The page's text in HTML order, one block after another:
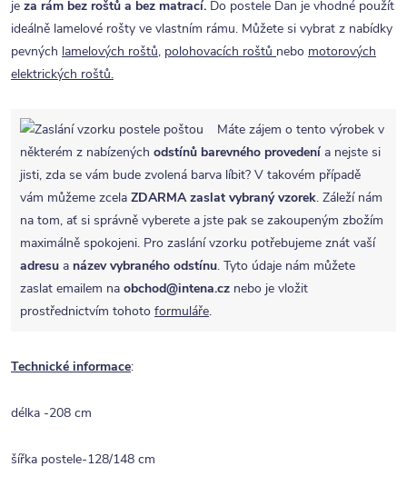
je za rám bez roštů a bez matrací. Do postele Dan je vhodné použít
ideálně lamelové rošty ve vlastním rámu. Můžete si vybrat z nabídky
pevných lamelových roštů, polohovacích roštů nebo motorových
elektrických roštů.
Máte zájem o tento výrobek v
některém z nabízených odstínů barevného provedení a nejste si
jisti, zda se vám bude zvolená barva líbit? V takovém případě
vám můžeme zcela ZDARMA zaslat vybraný vzorek. Záleží nám
na tom, ať si správně vyberete a jste pak se zakoupeným zbožím
maximálně spokojeni. Pro zaslání vzorku potřebujeme znát vaší
adresu a název vybraného odstínu. Tyto údaje nám můžete
zaslat emailem na obchod@intena.cz nebo je vložit
prostřednictvím tohoto formuláře.
Technické informace:
délka -208 cm
šířka postele-128/148 cm